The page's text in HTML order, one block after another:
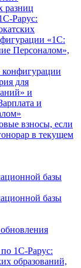
разниц
Рарус:
«1С:
Персоналом»,
конфигурации
для
и
и
взносы, если
в текущем
базы
базы
по 1С-Рарус:
образований,